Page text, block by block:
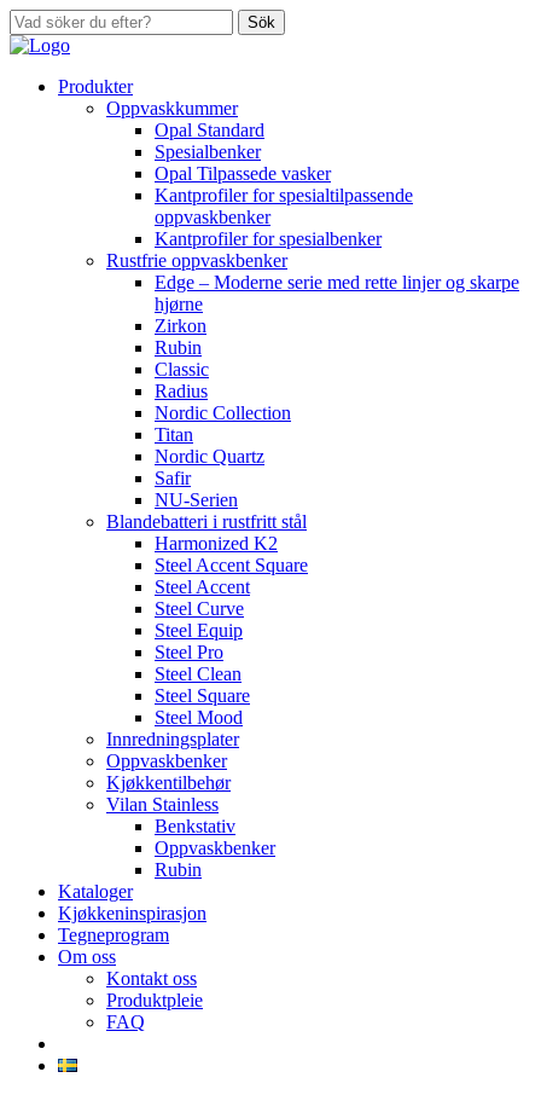
Sök
Produkter
Oppvaskkummer
Opal Standard
Spesialbenker
Opal Tilpassede vasker
Kantprofiler for spesialtilpassende
oppvaskbenker
Kantprofiler for spesialbenker
Rustfrie oppvaskbenker
Edge – Moderne serie med rette linjer og skarpe
hjørne
Zirkon
Rubin
Classic
Radius
Nordic Collection
Titan
Nordic Quartz
Safir
NU-Serien
Blandebatteri i rustfritt stål
Harmonized K2
Steel Accent Square
Steel Accent
Steel Curve
Steel Equip
Steel Pro
Steel Clean
Steel Square
Steel Mood
Innredningsplater
Oppvaskbenker
Kjøkkentilbehør
Vilan Stainless
Benkstativ
Oppvaskbenker
Rubin
Kataloger
Kjøkkeninspirasjon
Tegneprogram
Om oss
Kontakt oss
Produktpleie
FAQ